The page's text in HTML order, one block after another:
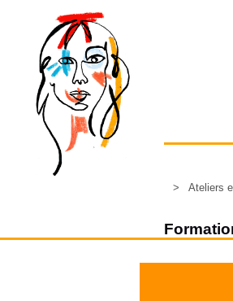
> Ateliers